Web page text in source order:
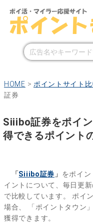
HOME > ポイントサイト
証券
Siiibo証券をポイ
得できるポイント
「 Siiibo証券 」 をポイ
イントについて、毎日更
で比較しています。 ポイ
場合、
「ポイントタウン」
獲得できます。